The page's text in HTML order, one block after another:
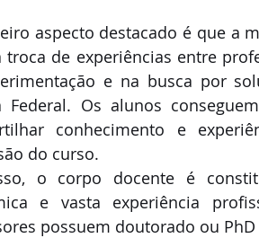
aspecto destacado é que a
troca de experiências entre
e na busca por
Federal. Os alunos
conhecimento e
do curso.
o corpo docente é
e vasta experiência
possuem doutorado ou